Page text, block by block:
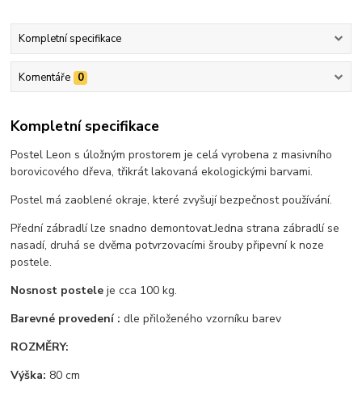
Kompletní specifikace
Komentáře 0
Kompletní specifikace
Postel Leon s úložným prostorem je celá vyrobena z masivního
borovicového dřeva, třikrát lakovaná ekologickými barvami.
Postel má zaoblené okraje, které zvyšují bezpečnost používání.
Přední zábradlí lze snadno demontovat.Jedna strana zábradlí se
nasadí, druhá se dvěma potvrzovacími šrouby připevní k noze
postele.
Nosnost postele je cca 100 kg.
Barevné provedení : dle přiloženého vzorníku barev
ROZMĚRY:
Výška: 80 cm